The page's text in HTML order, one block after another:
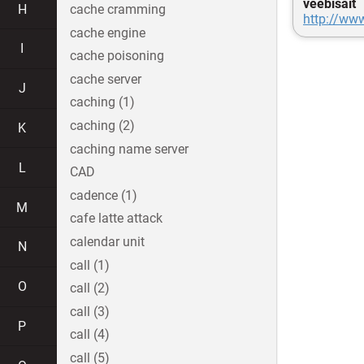
veebisait
http://
H
J
K
L
M
N
O
P
cache cramming
cache engine
cache poisoning
cache server
caching (1)
caching (2)
caching name server
CAD
cadence (1)
cafe latte attack
calendar unit
call (1)
call (2)
call (3)
call (4)
call (5)